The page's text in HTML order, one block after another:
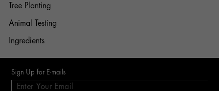
Tree Planting
Animal Testing
Ingredients
Sign Up for E-mails